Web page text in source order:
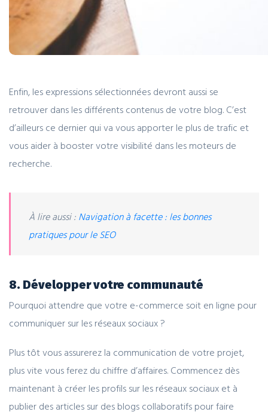
Enfin, les expressions sélectionnées devront aussi se
retrouver dans les différents contenus de votre blog. C’est
d’ailleurs ce dernier qui va vous apporter le plus de trafic et
vous aider à booster votre visibilité dans les moteurs de
recherche.
À lire aussi : Navigation à facette : les bonnes
pratiques pour le SEO
8. Développer votre communauté
Pourquoi attendre que votre e-commerce soit en ligne pour
communiquer sur les réseaux sociaux ?
Plus tôt vous assurerez la communication de votre projet,
plus vite vous ferez du chiffre d’affaires. Commencez dès
maintenant à créer les profils sur les réseaux sociaux et à
publier des articles sur des blogs collaboratifs pour faire